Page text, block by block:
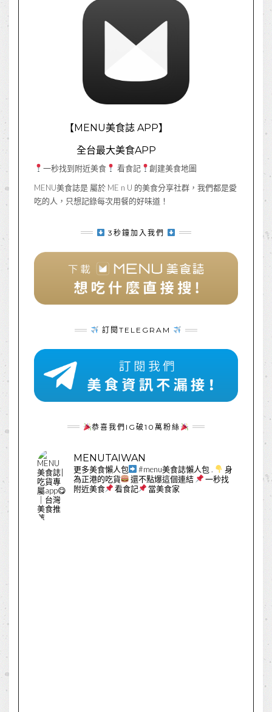
【MENU美食誌 APP】
全台最大美食APP
一秒找到附近美食 看食記
創建美食地圖
MENU美食誌是 屬於 ME n U 的美食分享社群，我們都是愛
吃的人，只想記錄每次用餐的好味道！
3秒鐘加入我們
訂閱TELEGRAM
恭喜我們IG破10萬粉絲
MENUTAIWAN
更多美食懶人包 #menu美食誌懶人包 .
身
為正港的吃貨
還不點爆這個連結
一秒找
附近美食
看食記 當美食家